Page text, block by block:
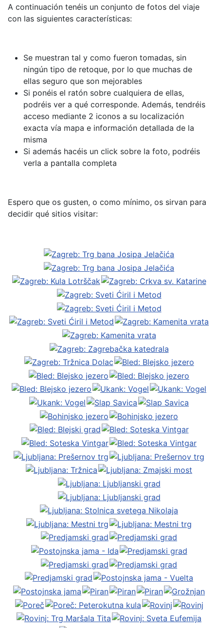
A continuación tenéis un conjunto de fotos del viaje
con las siguientes características:
Se muestran tal y como fueron tomadas, sin
ningún tipo de retoque, por lo que muchas de
ellas seguro que son mejorables
Si ponéis el ratón sobre cualquiera de ellas,
podréis ver a qué corresponde. Además, tendréis
acceso mediante 2 iconos a su localización
exacta vía mapa e información detallada de la
misma
Si además hacéis un click sobre la foto, podréis
verla a pantalla completa
Espero que os gusten, o como mínimo, os sirvan para
decidir qué sitios visitar: